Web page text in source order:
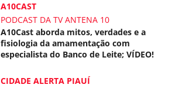
A10CAST
PODCAST DA TV ANTENA 10
A10Cast aborda mitos, verdades e a
fisiologia da amamentação com
especialista do Banco de Leite; VÍDEO!
CIDADE ALERTA PIAUÍ